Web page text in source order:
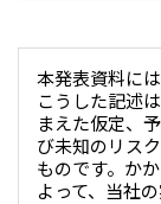
本発表資料に
こうした記述
まえた仮定、
び未知のリス
ものです。か
よって、当社